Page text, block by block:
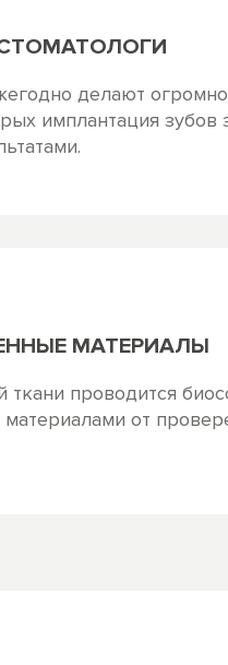
делают
имплантация зубов
МАТЕРИАЛЫ
ткани проводится
от